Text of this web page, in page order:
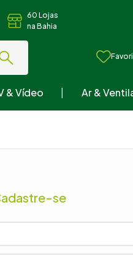
60 Lojas
na Bahia
& Vídeo Ar &
se